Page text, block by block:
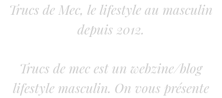
Trucs de Mec, le lifestyle au masculin
depuis 2012.
Trucs de mec est un webzine/blog
lifestyle masculin. On vous présente